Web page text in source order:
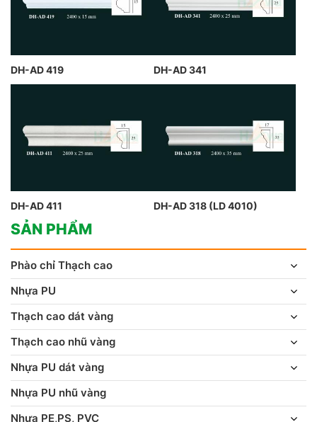
DH-AD 419 DH-AD 341
DH-AD 411 DH-AD 318 (LD 4010)
SẢN PHẨM
Phào chỉ Thạch cao
Nhựa PU
Thạch cao dát vàng
Thạch cao nhũ vàng
Nhựa PU dát vàng
Nhựa PU nhũ vàng
Nhựa PE,PS, PVC